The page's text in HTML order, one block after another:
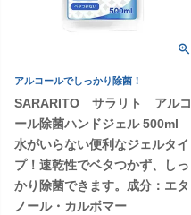
アルコールでしっかり除菌！
SARARITO サラリト アルコ
ール除菌ハンドジェル 500ml
水がいらない便利なジェルタイ
プ！速乾性でベタつかず、しっ
かり除菌できます。成分：エタ
ノール・カルボマー